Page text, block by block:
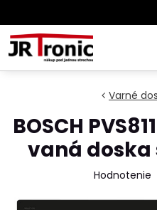
Varné
BOSCH
vaná
Hodnotenie